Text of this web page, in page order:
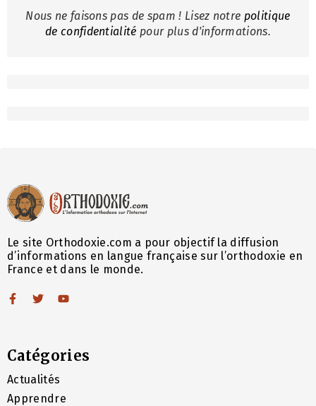
Nous ne faisons pas de spam ! Lisez notre politique
de confidentialité pour plus d'informations.
Le site Orthodoxie.com a pour objectif la diffusion
d’informations en langue française sur l’orthodoxie en
France et dans le monde.
Catégories
Actualités
Apprendre